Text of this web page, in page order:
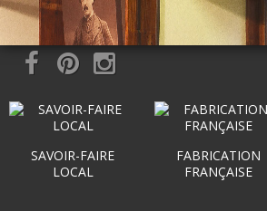
SAVOIR-FAIRE
LOCAL
FABRICATION
FRANÇAISE